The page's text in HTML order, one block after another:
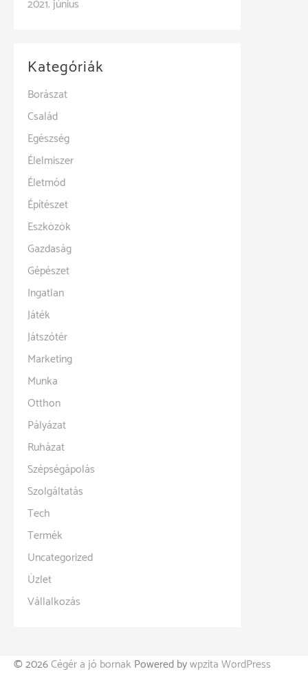
2021. június
Kategóriák
Borászat
Család
Egészség
Élelmiszer
Életmód
Építészet
Eszközök
Gazdaság
Gépészet
Ingatlan
Játék
Játszótér
Marketing
Munka
Otthon
Pályázat
Ruházat
Szépségápolás
Szolgáltatás
Tech
Termék
Uncategorized
Üzlet
Vállalkozás
© 2026Cégér a jó bornak Powered bywpzita WordPress